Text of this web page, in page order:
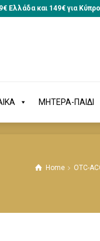
Ελλάδα και 149€ για Κύπρο
ΜΗΤΕΡΑ-ΠΑΙΔΙ
ΜΗΤΕΡΑ-ΠΑΙΔΙ
Home OTC-